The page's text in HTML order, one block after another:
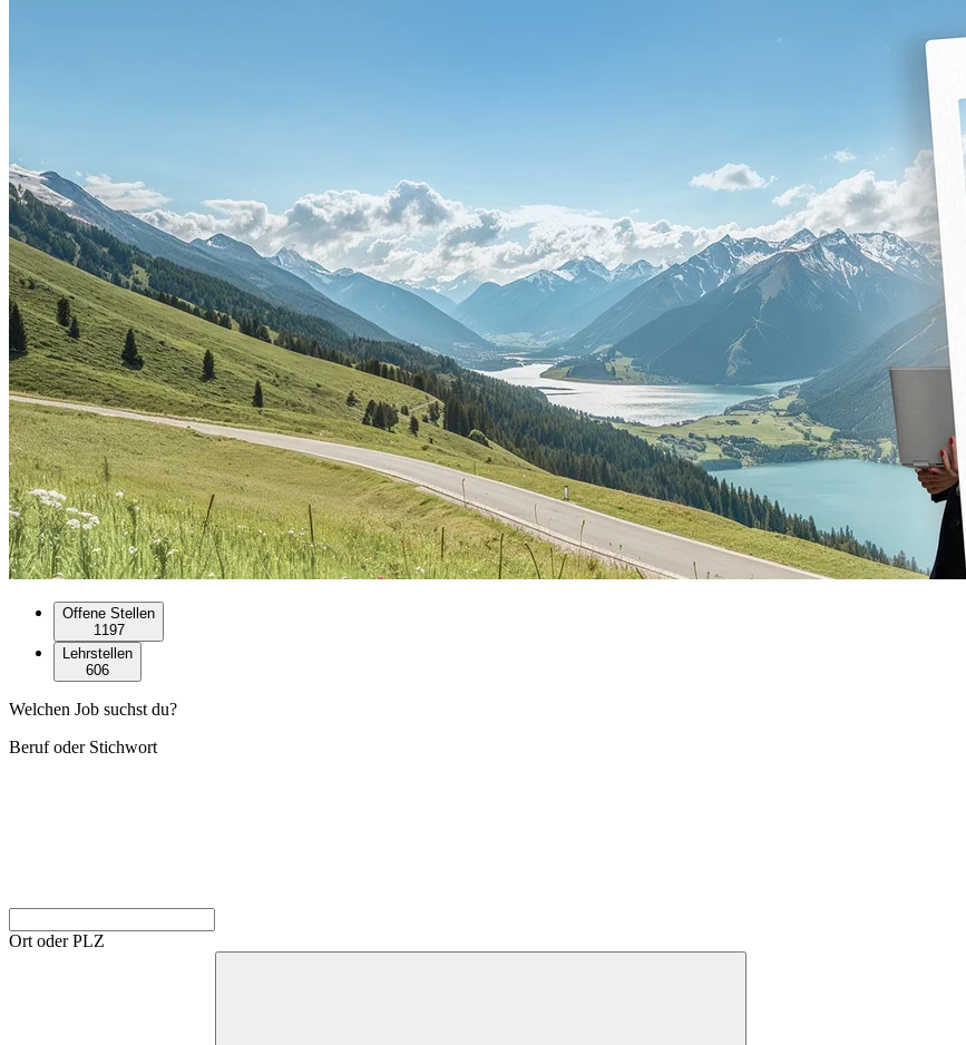
Offene Stellen
1197
Lehrstellen
606
Welchen Job suchst du?
Beruf oder Stichwort
Ort oder PLZ